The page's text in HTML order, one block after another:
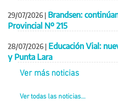
29/07/2026 | Brandsen:
Provincial Nº 215
28/07/2026 | Educación Vial:
y Punta Lara
Ver más noticias
Ver todas las noticias...